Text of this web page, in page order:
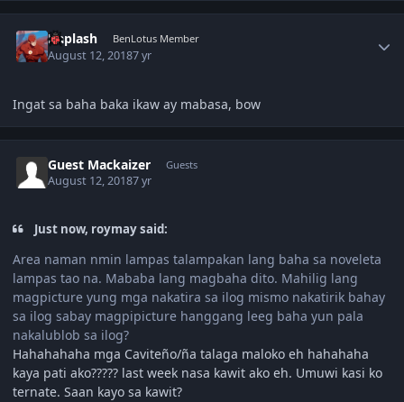
Daplash BenLotus Member
August 12, 20187 yr
Ingat sa baha baka ikaw ay mabasa, bow
Guest Mackaizer Guests
August 12, 20187 yr
Just now, roymay said:
Area naman nmin lampas talampakan lang baha sa noveleta
lampas tao na. Mababa lang magbaha dito. Mahilig lang
magpicture yung mga nakatira sa ilog mismo nakatirik bahay
sa ilog sabay magpipicture hanggang leeg baha yun pala
nakalublob sa ilog?
Hahahahaha mga Caviteño/ña talaga maloko eh hahahaha
kaya pati ako????? last week nasa kawit ako eh. Umuwi kasi ko
ternate. Saan kayo sa kawit?